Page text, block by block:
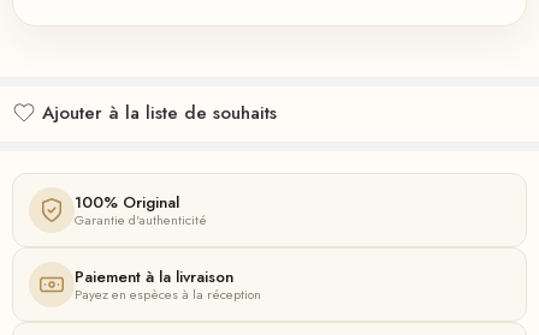
Ajouter à la liste de souhaits
100% Original
Garantie d'authenticité
Paiement à la livraison
Payez en espèces à la réception